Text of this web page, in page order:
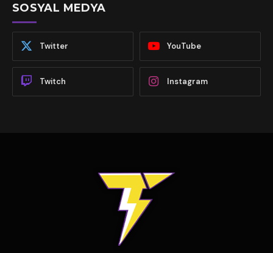
SOSYAL MEDYA
Twitter YouTube
Twitch Instagram